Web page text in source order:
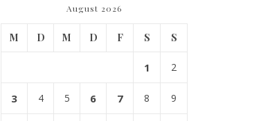
August 2026
M D M D F S S
1 2
3 4 5 6 7 8 9